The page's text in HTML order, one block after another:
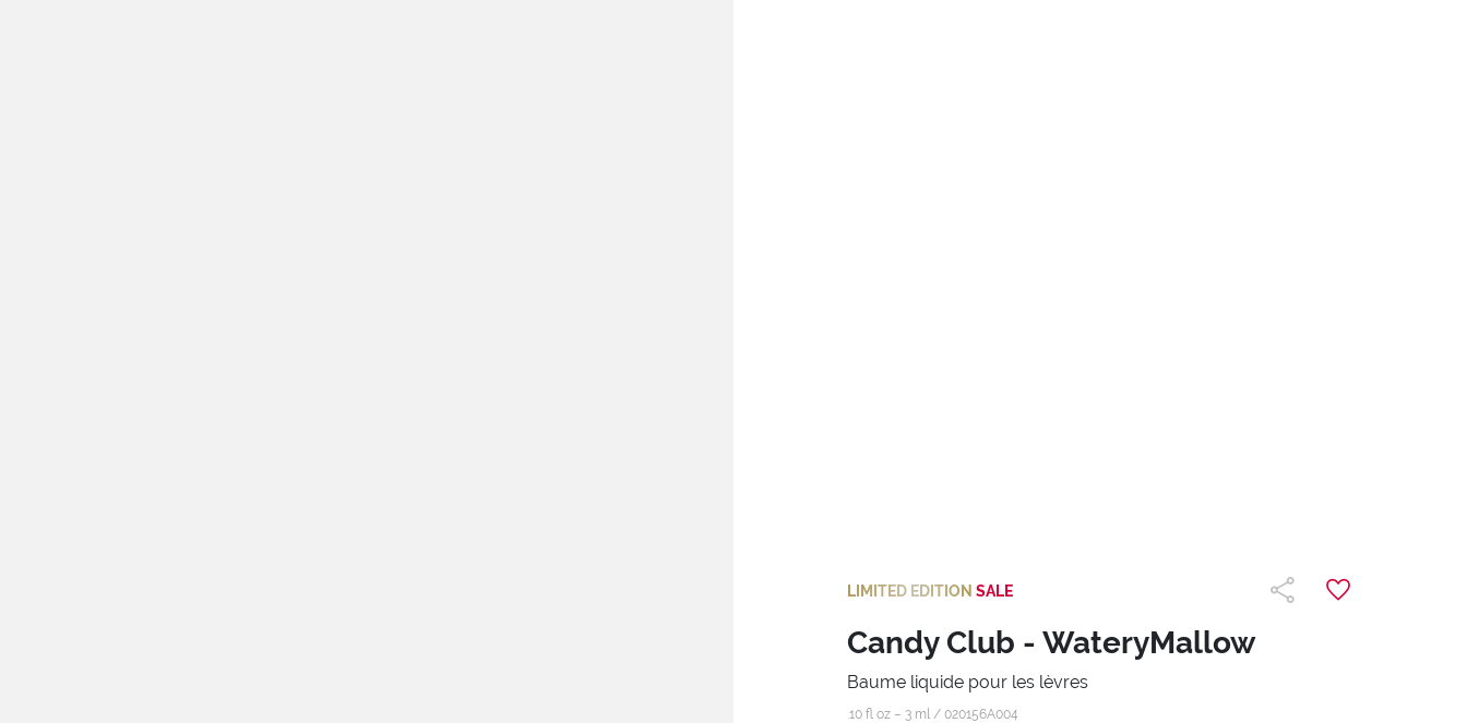
LIMITED EDITION SALE
Candy Club - WateryMallow
Baume liquide pour les lèvres
.10 fl oz – 3 ml / 020156A004